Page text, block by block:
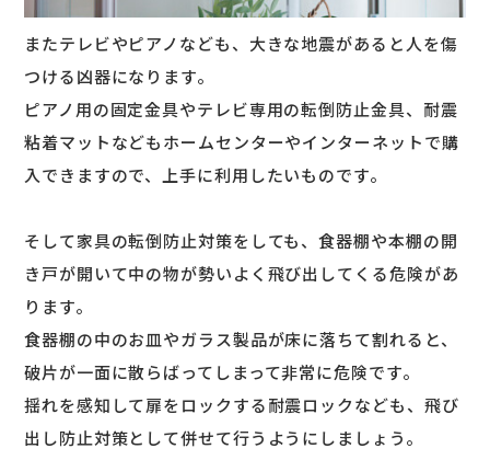
またテレビやピアノなども、大きな地震があると人を傷
つける凶器になります。
ピアノ用の固定金具やテレビ専用の転倒防止金具、耐震
粘着マットなどもホームセンターやインターネットで購
入できますので、上手に利用したいものです。
そして家具の転倒防止対策をしても、食器棚や本棚の開
き戸が開いて中の物が勢いよく飛び出してくる危険があ
ります。
食器棚の中のお皿やガラス製品が床に落ちて割れると、
破片が一面に散らばってしまって非常に危険です。
揺れを感知して扉をロックする耐震ロックなども、飛び
出し防止対策として併せて行うようにしましょう。